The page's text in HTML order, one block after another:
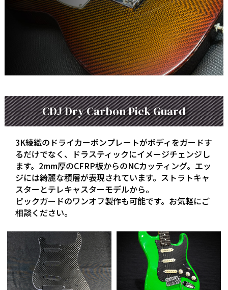
CDJ Dry Carbon Pick Guard
3K綾織のドライカーボンプレートがボディをガードす
るだけでなく、ドラスティックにイメージチェンジし
ます。2mm厚のCFRP板からのNCカッティング。エッ
ジには綺麗な積層が表現されています。ストラトキャ
スターとテレキャスターモデルから。
ピックガードのワンオフ製作も可能です。お気軽にご
相談ください。